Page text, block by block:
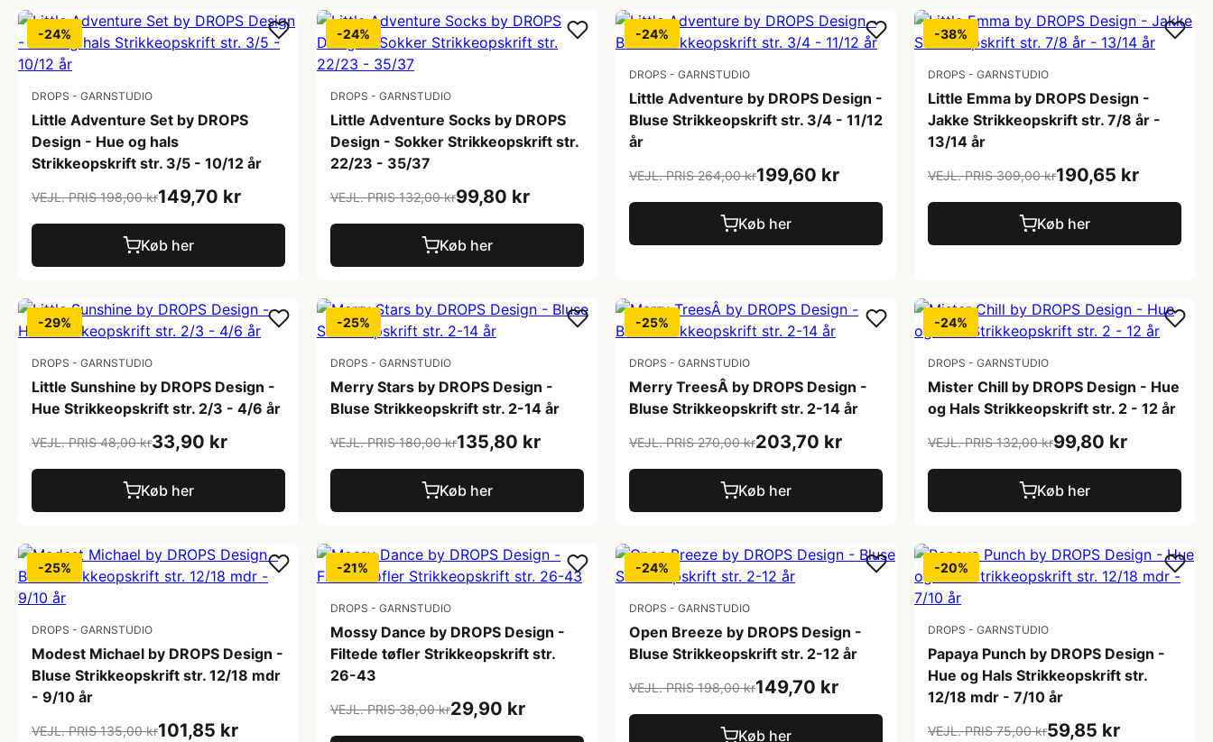
-24%
DROPS - GARNSTUDIO
Little Adventure Set by DROPS
Design - Hue og hals
Strikkeopskrift str. 3/5 - 10/12 år
VEJL. PRIS 198,00 kr149,70 kr
Køb her
-24%
DROPS - GARNSTUDIO
Little Adventure Socks by DROPS
Design - Sokker Strikkeopskrift str.
22/23 - 35/37
VEJL. PRIS 132,00 kr99,80 kr
Køb her
-24%
DROPS - GARNSTUDIO
Little Adventure by DROPS Design -
Bluse Strikkeopskrift str. 3/4 - 11/12
år
VEJL. PRIS 264,00 kr199,60 kr
Køb her
-38%
DROPS - GARNSTUDIO
Little Emma by DROPS Design -
Jakke Strikkeopskrift str. 7/8 år -
13/14 år
VEJL. PRIS 309,00 kr190,65 kr
Køb her
-29%
DROPS - GARNSTUDIO
Little Sunshine by DROPS Design -
Hue Strikkeopskrift str. 2/3 - 4/6 år
VEJL. PRIS 48,00 kr33,90 kr
Køb her
-25%
DROPS - GARNSTUDIO
Merry Stars by DROPS Design -
Bluse Strikkeopskrift str. 2-14 år
VEJL. PRIS 180,00 kr135,80 kr
Køb her
-25%
DROPS - GARNSTUDIO
Merry TreesÂ by DROPS Design -
Bluse Strikkeopskrift str. 2-14 år
VEJL. PRIS 270,00 kr203,70 kr
Køb her
-24%
DROPS - GARNSTUDIO
Mister Chill by DROPS Design - Hue
og Hals Strikkeopskrift str. 2 - 12 år
VEJL. PRIS 132,00 kr99,80 kr
Køb her
-25%
DROPS - GARNSTUDIO
Modest Michael by DROPS Design -
Bluse Strikkeopskrift str. 12/18 mdr
- 9/10 år
VEJL. PRIS 135,00 kr101,85 kr
-21%
DROPS - GARNSTUDIO
Mossy Dance by DROPS Design -
Filtede tøfler Strikkeopskrift str.
26-43
VEJL. PRIS 38,00 kr29,90 kr
-24%
DROPS - GARNSTUDIO
Open Breeze by DROPS Design -
Bluse Strikkeopskrift str. 2-12 år
VEJL. PRIS 198,00 kr149,70 kr
Køb her
-20%
DROPS - GARNSTUDIO
Papaya Punch by DROPS Design -
Hue og Hals Strikkeopskrift str.
12/18 mdr - 7/10 år
VEJL. PRIS 75,00 kr59,85 kr